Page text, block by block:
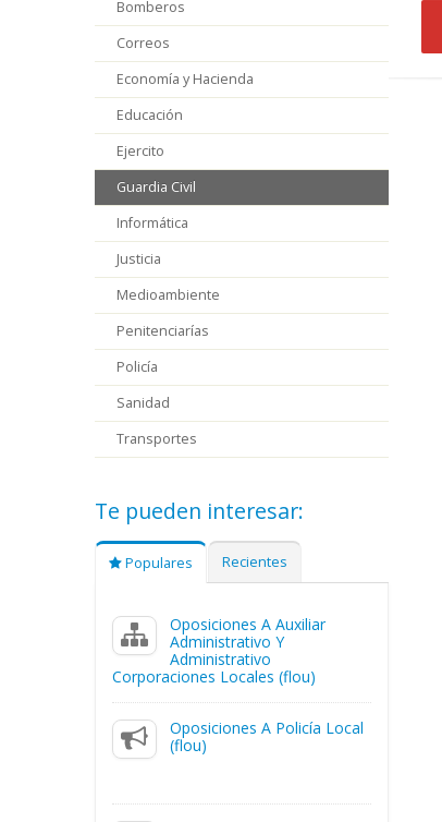
Bomberos
Correos
Economía y Hacienda
Educación
Ejercito
Guardia Civil
Informática
Justicia
Medioambiente
Penitenciarías
Policía
Sanidad
Transportes
Te pueden interesar:
Populares Recientes
Oposiciones A Auxiliar
Administrativo Y
Administrativo
Corporaciones Locales (flou)
Oposiciones A Policía Local
(flou)